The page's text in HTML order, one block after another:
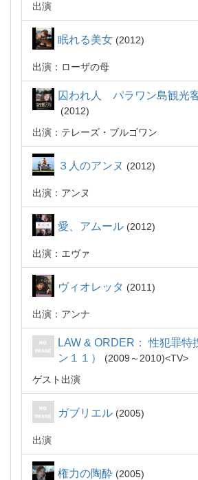
出演
眠れる美女 2012
出演：ローザの母
囚われ人 パラワン島観光
2012
出演：テレーズ・ブルゴワン
３人のアンヌ 2012
出演：アンヌ
愛、アムール 2012
出演：エヴァ
ヴィオレッタ 2011
出演：アンナ
LAW & ORDER： 性犯罪
ン１１）
2009～2010
TV
ゲスト出演
ガブリエル 2005
出演
権力の陶酔 2005